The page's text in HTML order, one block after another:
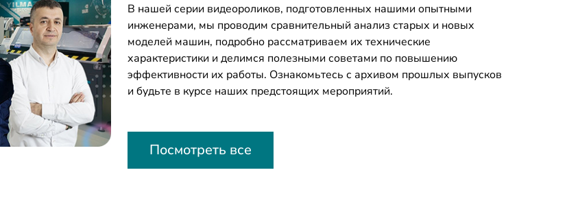
В нашей серии видеороликов, подготовленных нашими опытными
инженерами, мы проводим сравнительный анализ старых и новых
моделей машин, подробно рассматриваем их технические
характеристики и делимся полезными советами по повышению
эффективности их работы. Ознакомьтесь с архивом прошлых выпусков
и будьте в курсе наших предстоящих мероприятий.
Посмотреть все